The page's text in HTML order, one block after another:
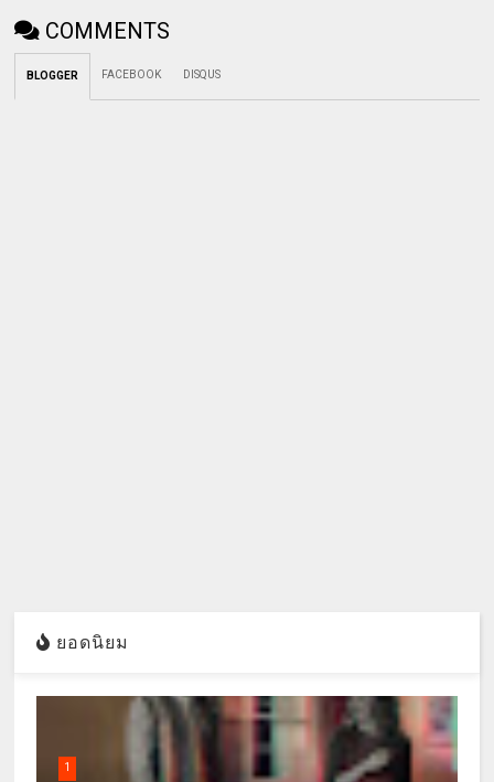
COMMENTS
BLOGGER FACEBOOK DISQUS
ยอดนิยม
1